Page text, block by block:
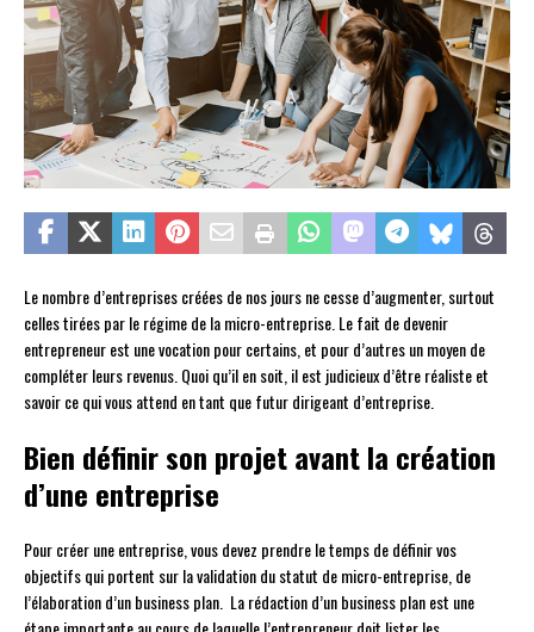
Le nombre d’entreprises créées de nos jours ne cesse d’augmenter, surtout
celles tirées par le régime de la micro-entreprise. Le fait de devenir
entrepreneur est une vocation pour certains, et pour d’autres un moyen de
compléter leurs revenus. Quoi qu’il en soit, il est judicieux d’être réaliste et
savoir ce qui vous attend en tant que futur dirigeant d’entreprise.
Bien définir son projet avant la création
d’une entreprise
Pour créer une entreprise, vous devez prendre le temps de définir vos
objectifs qui portent sur la validation du statut de micro-entreprise, de
l’élaboration d’un business plan. La rédaction d’un business plan est une